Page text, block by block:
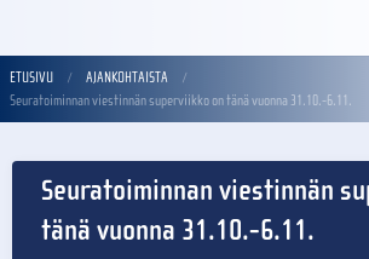
ETUSIVU
AJANKOHTAISTA
Seuratoiminnan viestinnän superviikko on tänä vuonna 31.10.-6.11.
Seuratoiminnan viestinnän
tänä vuonna 31.10.-6.11.